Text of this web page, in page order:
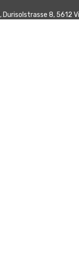
, Durisolstrasse 8, 5612